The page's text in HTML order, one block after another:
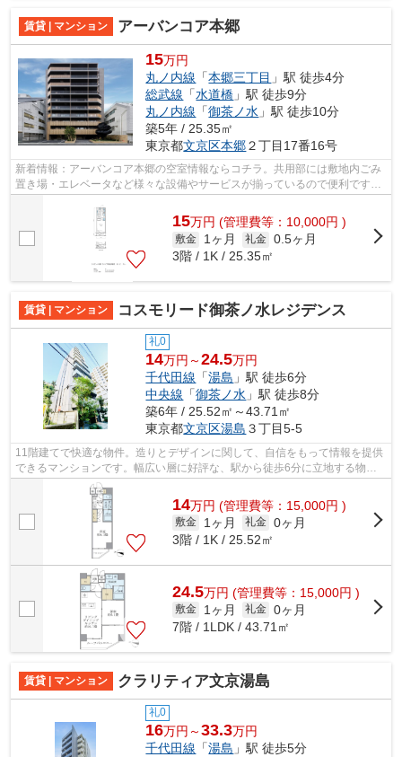
賃貸 | マンション アーバンコア本郷
15万円
丸ノ内線 「本郷三丁目 」駅 徒歩4分
総武線 「水道橋 」駅 徒歩9分
丸ノ内線 「御茶ノ水 」駅 徒歩10分
築5年 / 25.35㎡
東京都文京区本郷２丁目17番16号
新着情報：アーバンコア本郷の空室情報ならコチラ。共用部には敷地内ごみ
置き場・エレベータなど様々な設備やサービスが揃っているので便利です。
15万円 (管理費等：10,000円 )
敷金 1ヶ月 礼金 0.5ヶ月
3階 / 1K / 25.35㎡
賃貸 | マンション コスモリード御茶ノ水レジデンス
礼0
14万円～24.5万円
千代田線 「湯島 」駅 徒歩6分
中央線 「御茶ノ水 」駅 徒歩8分
築6年 / 25.52㎡～43.71㎡
東京都文京区湯島 ３丁目5-5
11階建てで快適な物件。造りとデザインに関して、自信をもって情報を提供
できるマンションです。幅広い層に好評な、駅から徒歩6分に立地する物件
です。こちらの物件にはエレベーターが...
14万円 (管理費等：15,000円 )
敷金 1ヶ月 礼金 0ヶ月
3階 / 1K / 25.52㎡
24.5万円 (管理費等：15,000円 )
敷金 1ヶ月 礼金 0ヶ月
7階 / 1LDK / 43.71㎡
賃貸 | マンション クラリティア文京湯島
礼0
16万円～33.3万円
千代田線 「湯島 」駅 徒歩5分